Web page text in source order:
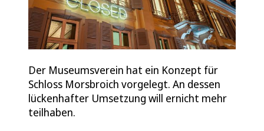
Der Museumsverein hat ein Konzept für
Schloss Morsbroich vorgelegt. An dessen
lückenhafter Umsetzung will ernicht mehr
teilhaben.